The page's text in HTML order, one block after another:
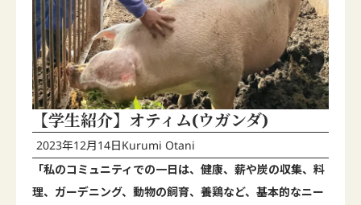
【学生紹介】オティム(ウガンダ)
2023年12月14日Kurumi Otani
「私のコミュニティでの一日は、健康、薪や炭の収集、料
理、ガーデニング、動物の飼育、養鶏など、基本的なニー